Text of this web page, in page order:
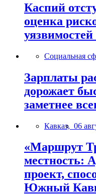
Каспий
оценка
уязвимостей
Социальная
Зарплаты
дорожает
заметнее
Кавказ, 06
«Маршрут
местность:
проект,
Южный